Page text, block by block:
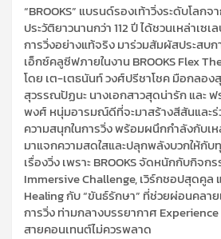
“BROOKS” แบรนด์รองเท้าวิ่งระดับโลกจ
ประวัติยาวนานกว่า112ปีได้ชวนเหล่าเซ
การวิ่งอย่างแท้จริง มาร่วมสัมผัสประสบ
เอ็กซ์คลูซีฟภายในงาน BROOKS Flex
โดย เต-เตธนันท์ วงศ์ปรีชาโชคมือกลอง
สุวรรณปัฏนะนางเอกสาวสุดน่ารัก และฟ
พงศ์ หนุ่มอารมณ์ดีที่จะมาสร้างสีสันและ
ความสนุกในการวิ่งพร้อมผนึกกำลังกับเห
มาแจกความสดใสและปลุกพลังบวกให้กับ
เรื่องวิ่ง เพราะBROOKSจัดหนักกับกิจกร
Immersive Challenge,เวิร์กชอปสุดคูล
Healingกับ “ขันธ์รักษา” ที่ช่วยผ่อนคลา
การวิ่ง ท่ามกลางบรรยากาศ
สายคอนเทนต์ไม่ควรพลาด